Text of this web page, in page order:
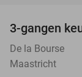
3-gangen
De la Bourse
Maastricht